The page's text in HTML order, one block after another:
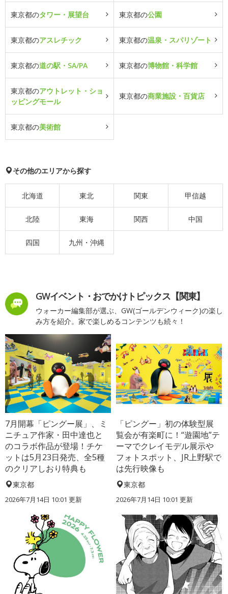
東京都のタワー・展望台 東京都の公園
東京都のアスレチック 東京都の温泉・スパリゾート
東京都の道の駅・SA/PA 東京都の博物館・科学館
東京都のアウトレット・ショ
ッピングモール
東京都の商業施設・百貨店
東京都の美術館
その他のエリアから探す
北海道 東北 関東 甲信越
北陸 東海 関西 中国
四国 九州・沖縄
GWイベント・おでかけトピックス【関東】
ウォーカー編集部が選ぶ、GW(ゴールデンウィーク)の楽し
み方を紹介。家で楽しめるコンテンツも続々！
7月開幕「ピングー展」、ミ
ニチュア作家・田中達也と
のコラボ作品が登場！チケ
ットは5月23日発売、全5種
のクリアしおり特典も
東京都
2026年7月14日 10:01 更新
「ピングー」初の体験型展
覧会が有楽町に！“遊園地”テ
ーマでクレイモデル展示や
フォトスポット、JR上野駅で
は先行映像も
東京都
2026年7月14日 10:01 更新